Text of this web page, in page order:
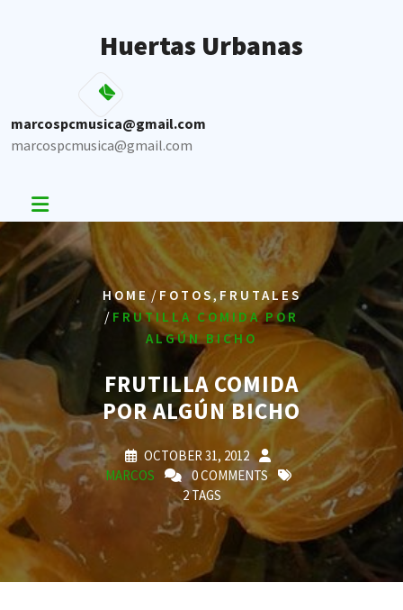
Huertas Urbanas
marcospcmusica@gmail.com
marcospcmusica@gmail.com
HOME/ FOTOS,FRUTALES
/ FRUTILLA COMIDA POR
ALGÚN BICHO
FRUTILLA COMIDA
POR ALGÚN BICHO
OCTOBER 31, 2012
MARCOS
0 COMMENTS
2 TAGS